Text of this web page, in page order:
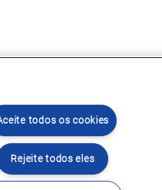
todos os cookies
Rejeite todos eles